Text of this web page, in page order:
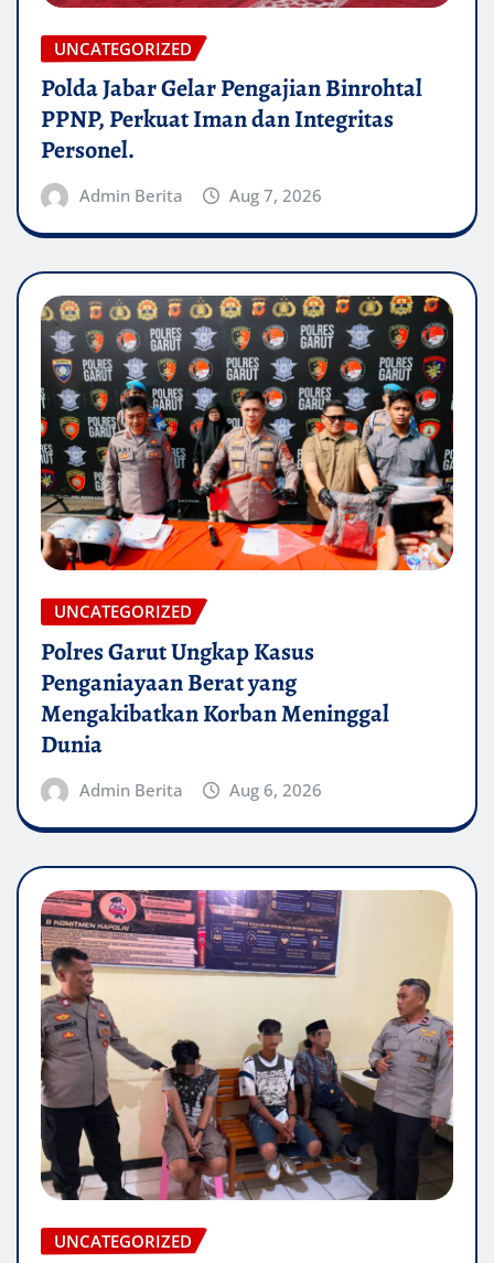
UNCATEGORIZED
Polda Jabar Gelar Pengajian Binrohtal
PPNP, Perkuat Iman dan Integritas
Personel.
Admin Berita Aug 7, 2026
UNCATEGORIZED
Polres Garut Ungkap Kasus
Penganiayaan Berat yang
Mengakibatkan Korban Meninggal
Dunia
Admin Berita Aug 6, 2026
UNCATEGORIZED